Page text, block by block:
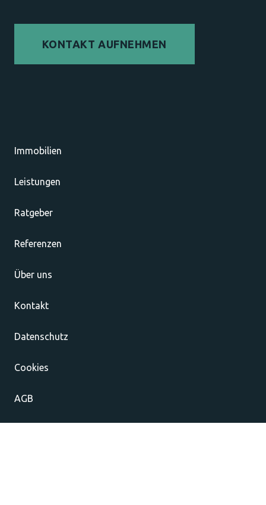
KONTAKT AUFNEHMEN
Immobilien
Leistungen
Ratgeber
Referenzen
Über uns
Kontakt
Datenschutz
Cookies
AGB